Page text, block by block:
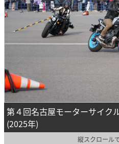
第４回名古屋モーターサイク
(2025年)
縦スクロール